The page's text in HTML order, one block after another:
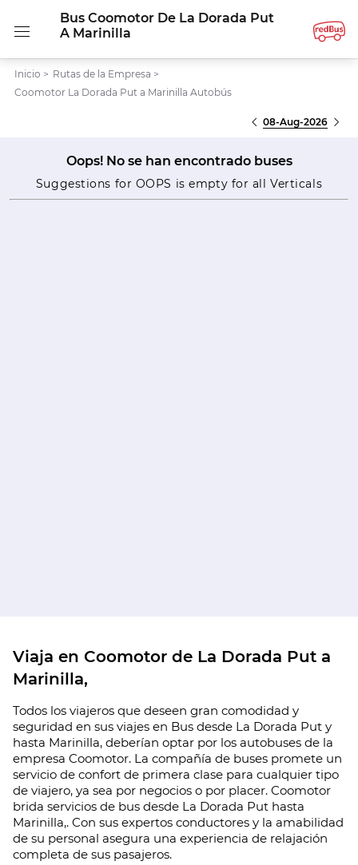
Bus Coomotor De La Dorada Put
A Marinilla
Inicio > Rutas de la Empresa >
Coomotor La Dorada Put a Marinilla Autobús
08-Aug-2026
Oops! No se han encontrado buses
Suggestions for OOPS is empty for all Verticals
Viaja en Coomotor de La Dorada Put a
Marinilla,
Todos los viajeros que deseen gran comodidad y
seguridad en sus viajes en Bus desde La Dorada Put y
hasta Marinilla, deberían optar por los autobuses de la
empresa Coomotor. La compañía de buses promete un
servicio de confort de primera clase para cualquier tipo
de viajero, ya sea por negocios o por placer. Coomotor
brida servicios de bus desde La Dorada Put hasta
Marinilla,. Con sus expertos conductores y la amabilidad
de su personal asegura una experiencia de relajación
completa de sus pasajeros.